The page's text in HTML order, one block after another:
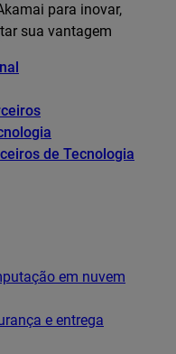
para inovar,
sua vantagem
de Tecnologia
em nuvem
e entrega